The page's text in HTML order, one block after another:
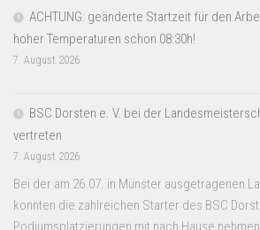
ACHTUNG: geänderte Startzeit für den
hoher Temperaturen schon 08:30h!
7. August 2026
BSC Dorsten e. V. bei der
vertreten
7. August 2026
Bei der am 26.07. in Münster ausgetragenen
konnten die zahlreichen Starter des BSC
Podiumsplatzierungen mit nach Hause